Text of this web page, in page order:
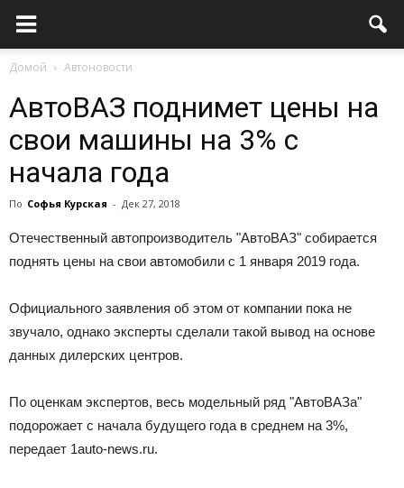
Домой Автоновости
АвтоВАЗ поднимет цены на
свои машины на 3% с
начала года
По Софья Курская - Дек 27, 2018
Отечественный автопроизводитель "АвтоВАЗ" собирается
поднять цены на свои автомобили с 1 января 2019 года.
Официального заявления об этом от компании пока не
звучало, однако эксперты сделали такой вывод на основе
данных дилерских центров.
По оценкам экспертов, весь модельный ряд "АвтоВАЗа"
подорожает с начала будущего года в среднем на 3%,
передает 1auto-news.ru.